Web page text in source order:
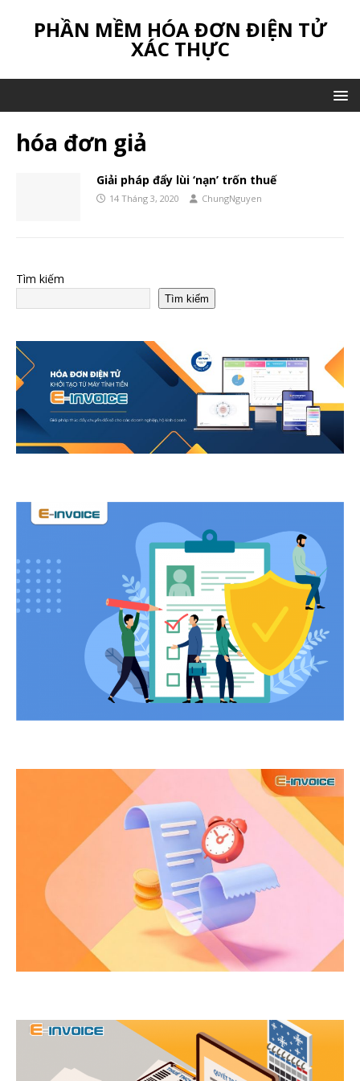
PHẦN MỀM HÓA ĐƠN ĐIỆN TỬ
XÁC THỰC
hóa đơn giả
Giải pháp đẩy lùi ‘nạn’ trốn thuế
14 Tháng 3, 2020 ChungNguyen
Tìm kiếm
Tìm kiếm